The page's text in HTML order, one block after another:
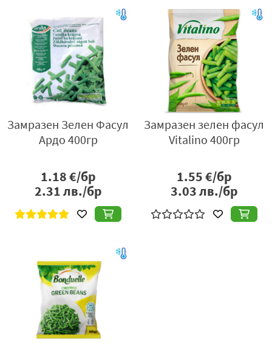
Замразен Зелен Фасул
Ардо 400гр
1.18€/бр
2.31лв./бр
Замразен зелен фасул
Vitalino 400гр
1.55€/бр
3.03лв./бр